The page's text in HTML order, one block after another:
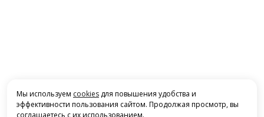
Мы используем cookies для повышения удобства и
эффективности пользования сайтом. Продолжая просмотр, вы
соглашаетесь с их использованием.